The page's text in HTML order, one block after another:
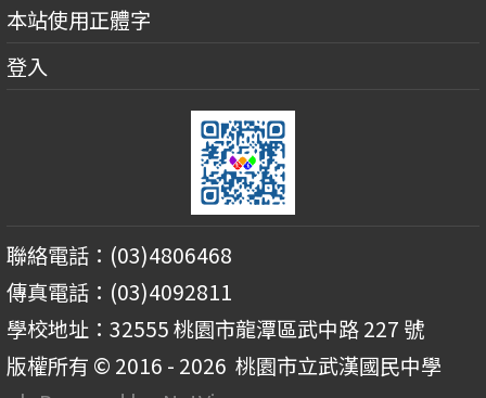
本站使用正體字
登入
聯絡電話：(03)4806468
傳真電話：(03)4092811
學校地址：32555 桃園市龍潭區武中路 227 號
版權所有 © 2016 - 2026 桃園市立武漢國民中學